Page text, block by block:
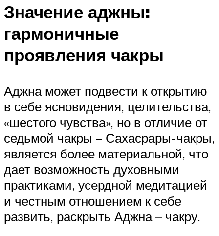
Значение аджны:
гармоничные
проявления чакры
Аджна может подвести к открытию
в себе ясновидения, целительства,
«шестого чувства», но в отличие от
седьмой чакры – Сахасрары-чакры,
является более материальной, что
дает возможность духовными
практиками, усердной медитацией
и честным отношением к себе
развить, раскрыть Аджна – чакру.